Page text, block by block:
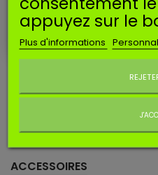
Correspond à référence
CescarburateursZamasont
suivantes* :
ACCESSOIRES
appuyez sur le
Plus d'informations